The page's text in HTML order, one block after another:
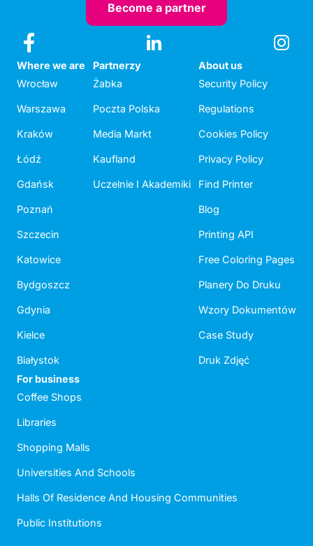
Become a partner
Where we are
Wrocław
Warszawa
Kraków
Łódź
Gdańsk
Poznań
Szczecin
Katowice
Bydgoszcz
Gdynia
Kielce
Białystok
Partnerzy
Żabka
Poczta Polska
Media Markt
Kaufland
Uczelnie I Akademiki
About us
Security Policy
Regulations
Cookies Policy
Privacy Policy
Find Printer
Blog
Printing API
Free Coloring Pages
Planery Do Druku
Wzory Dokumentów
Case Study
Druk Zdjęć
For business
Coffee Shops
Libraries
Shopping Malls
Universities And Schools
Halls Of Residence And Housing Communities
Public Institutions